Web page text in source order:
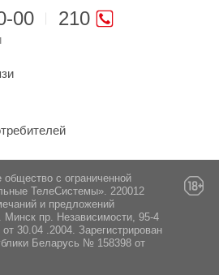
210
00
с ограниченной
ТелеСистемы». 220012
и предложений
Минск пр. Независимости, 95-4
30.04 .2004. Зарегистрирован
Беларусь № 158398 от